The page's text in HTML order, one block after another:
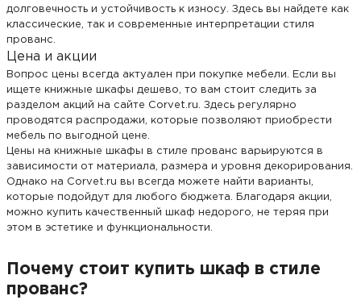
долговечность и устойчивость к износу. Здесь вы найдете как
классические, так и современные интерпретации стиля
прованс.
Цена и акции
Вопрос цены всегда актуален при покупке мебели. Если вы
ищете книжные шкафы дешево, то вам стоит следить за
разделом акций на сайте Corvet.ru. Здесь регулярно
проводятся распродажи, которые позволяют приобрести
мебель по выгодной цене.
Цены на книжные шкафы в стиле прованс варьируются в
зависимости от материала, размера и уровня декорирования.
Однако на Corvet.ru вы всегда можете найти варианты,
которые подойдут для любого бюджета. Благодаря акции,
можно купить качественный шкаф недорого, не теряя при
этом в эстетике и функциональности.
Почему стоит купить шкаф в стиле
прованс?